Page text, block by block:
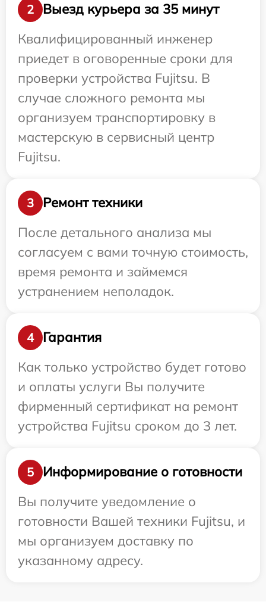
2
Выезд курьера за 35 минут
Квалифицированный инженер
приедет в оговоренные сроки для
проверки устройства Fujitsu. В
случае сложного ремонта мы
организуем транспортировку в
мастерскую в сервисный центр
Fujitsu.
3
Ремонт техники
После детального анализа мы
согласуем с вами точную стоимость,
время ремонта и займемся
устранением неполадок.
4
Гарантия
Как только устройство будет готово
и оплаты услуги Вы получите
фирменный сертификат на ремонт
устройства Fujitsu сроком до 3 лет.
5
Информирование о готовности
Вы получите уведомление о
готовности Вашей техники Fujitsu, и
мы организуем доставку по
указанному адресу.